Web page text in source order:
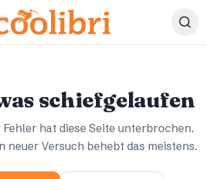
schiefgelaufen
hat diese Seite unterbrochen.
neuer Versuch behebt das meistens.